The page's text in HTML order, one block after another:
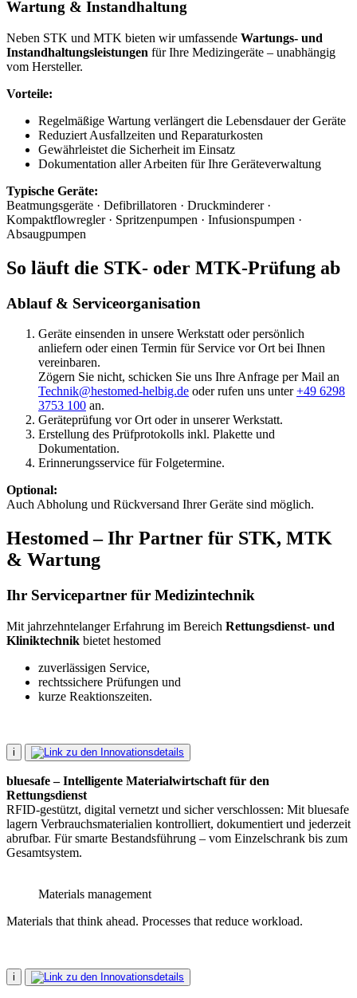
Wartung & Instandhaltung
Neben STK und MTK bieten wir umfassende Wartungs- und
Instandhaltungsleistungen für Ihre Medizingeräte – unabhängig
vom Hersteller.
Vorteile:
Regelmäßige Wartung verlängert die Lebensdauer der Geräte
Reduziert Ausfallzeiten und Reparaturkosten
Gewährleistet die Sicherheit im Einsatz
Dokumentation aller Arbeiten für Ihre Geräteverwaltung
Typische Geräte:
Beatmungsgeräte · Defibrillatoren · Druckminderer ·
Kompaktflowregler · Spritzenpumpen · Infusionspumpen ·
Absaugpumpen
So läuft die STK- oder MTK-Prüfung ab
Ablauf & Serviceorganisation
Geräte einsenden in unsere Werkstatt oder persönlich
anliefern oder einen Termin für Service vor Ort bei Ihnen
vereinbaren.
Zögern Sie nicht, schicken Sie uns Ihre Anfrage per Mail an
Technik@hestomed-helbig.de oder rufen uns unter+49 6298
3753 100 an.
Geräteprüfung vor Ort oder in unserer Werkstatt.
Erstellung des Prüfprotokolls inkl. Plakette und
Dokumentation.
Erinnerungsservice für Folgetermine.
Optional:
Auch Abholung und Rückversand Ihrer Geräte sind möglich.
Hestomed – Ihr Partner für STK, MTK
& Wartung
Ihr Servicepartner für Medizintechnik
Mit jahrzehntelanger Erfahrung im Bereich Rettungsdienst- und
Kliniktechnik bietet hestomed
zuverlässigen Service,
rechtssichere Prüfungen und
kurze Reaktionszeiten.
i
bluesafe – Intelligente Materialwirtschaft für den
Rettungsdienst
RFID-gestützt, digital vernetzt und sicher verschlossen: Mit bluesafe
lagern Verbrauchsmaterialien kontrolliert, dokumentiert und jederzeit
abrufbar. Für smarte Bestandsführung – vom Einzelschrank bis zum
Gesamtsystem.
Materials management
Materials that think ahead. Processes that reduce workload.
i